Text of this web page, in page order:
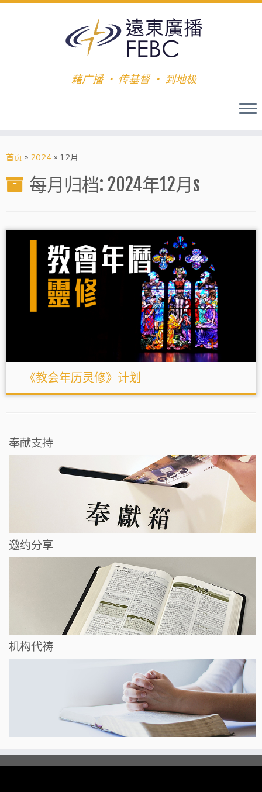
藉广播 ‧ 传基督 ‧ 到地极
首页 » 2024 » 12月
每月归档: 2024年12月s
《教会年历灵修》计划
奉献支持
邀约分享
机构代祷